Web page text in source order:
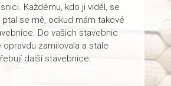
Každému, kdo ji viděl, se
ptal se mě, odkud mám takové
Do vašich stavebnic
opravdu zamilovala a stále
další stavebnice.